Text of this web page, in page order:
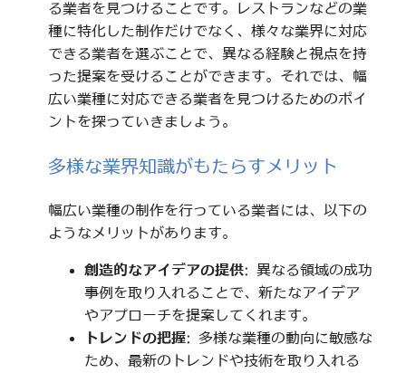
る業者を見つけることです。レストランなどの業
種に特化した制作だけでなく、様々な業界に対応
できる業者を選ぶことで、異なる経験と視点を持
った提案を受けることができます。それでは、幅
広い業種に対応できる業者を見つけるためのポイ
ントを探っていきましょう。
多様な業界知識がもたらすメリット
幅広い業種の制作を行っている業者には、以下の
ようなメリットがあります。
創造的なアイデアの提供: 異なる領域の成功
事例を取り入れることで、新たなアイデア
やアプローチを提案してくれます。
トレンドの把握: 多様な業種の動向に敏感な
ため、最新のトレンドや技術を取り入れる